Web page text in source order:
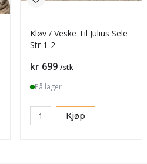
Kløv / Veske Til Julius Sele
Str 1-2
Pris
kr 699 /stk
På lager
Kjøp